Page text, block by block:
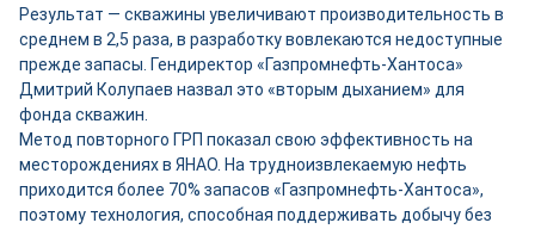
Результат — скважины увеличивают производительность в
среднем в 2,5 раза, в разработку вовлекаются недоступные
прежде запасы. Гендиректор «Газпромнефть-Хантоса»
Дмитрий Колупаев назвал это «вторым дыханием» для
фонда скважин.
Метод повторного ГРП показал свою эффективность на
месторождениях в ЯНАО. На трудноизвлекаемую нефть
приходится более 70% запасов «Газпромнефть-Хантоса»,
поэтому технология, способная поддерживать добычу без